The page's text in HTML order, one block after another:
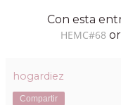
Con esta
HEMC#68
hogardiez
Compartir